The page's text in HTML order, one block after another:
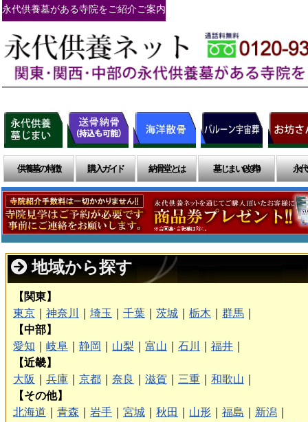
永代供養墓がある寺院をご紹介ご案内
供養墓の特徴 購入ガイド 納骨堂とは 墓じまい(改葬) 永
地域から探す
【関東】
東京
神奈川 埼玉 千葉 茨城 栃木 群馬
【中部】
愛知
岐阜 静岡 山梨 富山 石川 福井
【近畿】
大阪
兵庫 京都 奈良 滋賀 三重 和歌山
【その他】
北海道
青森 岩手 宮城 秋田 山形 福島 新潟